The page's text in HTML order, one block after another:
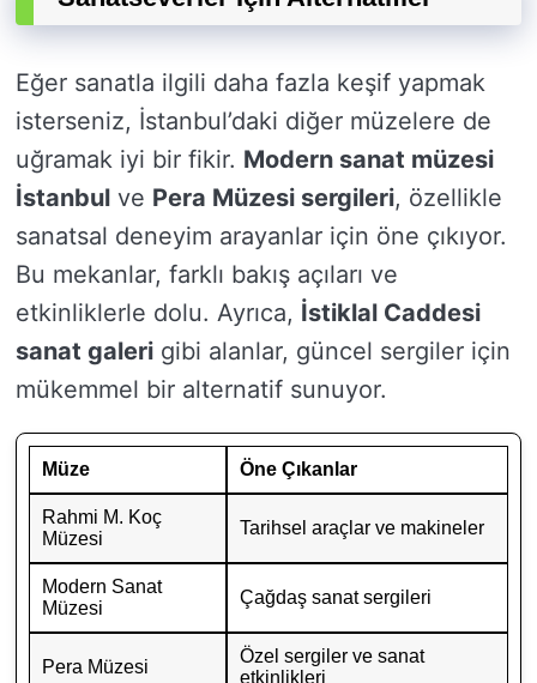
Eğer sanatla ilgili daha fazla keşif yapmak
isterseniz, İstanbul’daki diğer müzelere de
uğramak iyi bir fikir. Modern sanat müzesi
İstanbul ve Pera Müzesi sergileri, özellikle
sanatsal deneyim arayanlar için öne çıkıyor.
Bu mekanlar, farklı bakış açıları ve
etkinliklerle dolu. Ayrıca, İstiklal Caddesi
sanat galeri gibi alanlar, güncel sergiler için
mükemmel bir alternatif sunuyor.
Müze Öne Çıkanlar
Rahmi M. Koç
Müzesi
Tarihsel araçlar ve makineler
Modern Sanat
Müzesi
Çağdaş sanat sergileri
Pera Müzesi
Özel sergiler ve sanat
etkinlikleri